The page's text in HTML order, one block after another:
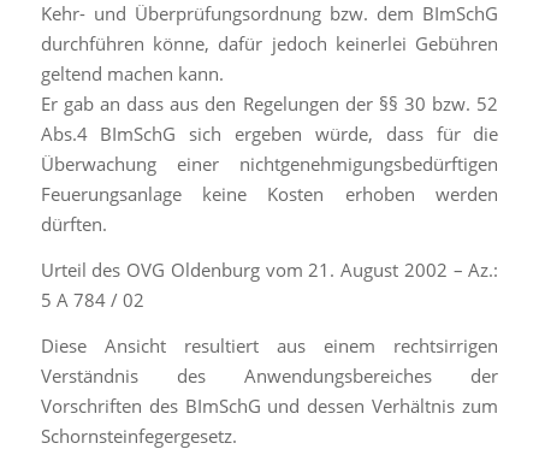
Kehr- und Überprüfungsordnung bzw. dem BImSchG
durchführen könne, dafür jedoch keinerlei Gebühren
geltend machen kann.
Er gab an dass aus den Regelungen der §§ 30 bzw. 52
Abs.4 BImSchG sich ergeben würde, dass für die
Überwachung einer nichtgenehmigungsbedürftigen
Feuerungsanlage keine Kosten erhoben werden
dürften.
Urteil des OVG Oldenburg vom 21. August 2002 – Az.:
5 A 784 / 02
Diese Ansicht resultiert aus einem rechtsirrigen
Verständnis des Anwendungsbereiches der
Vorschriften des BImSchG und dessen Verhältnis zum
Schornsteinfegergesetz.